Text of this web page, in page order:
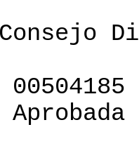
Consejo